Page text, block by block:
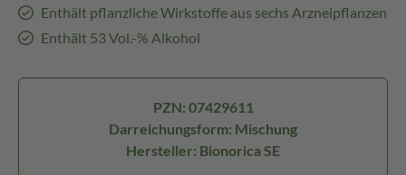
Enthält pflanzliche Wirkstoffe aus sechs Arzneipflanzen
Enthält 53 Vol.-% Alkohol
PZN: 07429611
Darreichungsform: Mischung
Hersteller: Bionorica SE